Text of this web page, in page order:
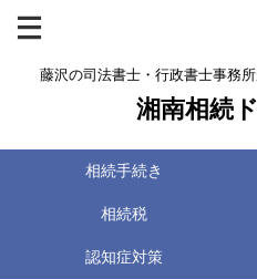
藤沢の司法書士・行政書士事務
湘南相続
相続手続き
相続税
認知症対策